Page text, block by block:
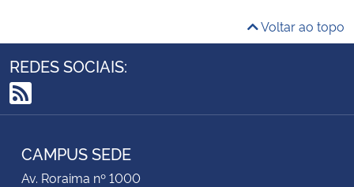
Voltar ao topo
REDES SOCIAIS:
RSS
CAMPUS SEDE
Av. Roraima nº 1000